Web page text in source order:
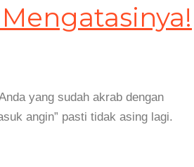
yang sudah akrab dengan
angin” pasti tidak asing lagi.